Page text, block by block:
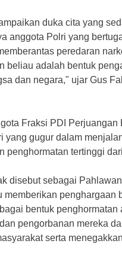
duka cita yang
anggota Polri yang
peredaran
beliau adalah bentuk
dan negara," ujar Gus
Fraksi PDI Perjuangan
yang gugur dalam
penghormatan tertinggi
disebut sebagai
memberikan penghargaan
bentuk penghormatan
pengorbanan mereka
serta